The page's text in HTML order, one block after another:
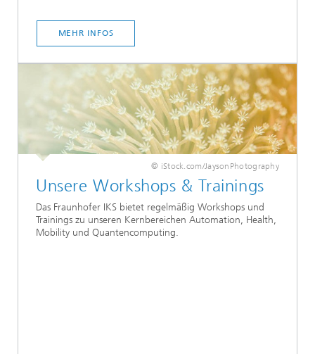
MEHR INFOS
© iStock.com/JaysonPhotography
Unsere Workshops & Trainings
Das Fraunhofer IKS bietet regelmäßig Workshops und
Trainings zu unseren Kernbereichen Automation, Health,
Mobility und Quantencomputing.